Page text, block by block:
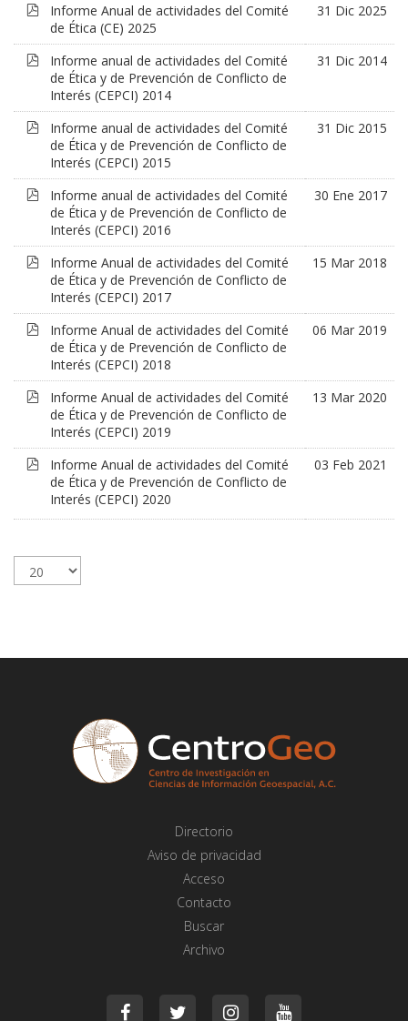
pdfInforme Anual de actividades del Comité
de Ética (CE) 2025
31 Dic 2025
pdfInforme anual de actividades del Comité
de Ética y de Prevención de Conflicto de
Interés (CEPCI) 2014
31 Dic 2014
pdfInforme anual de actividades del Comité
de Ética y de Prevención de Conflicto de
Interés (CEPCI) 2015
31 Dic 2015
pdfInforme anual de actividades del Comité
de Ética y de Prevención de Conflicto de
Interés (CEPCI) 2016
30 Ene 2017
pdfInforme Anual de actividades del Comité
de Ética y de Prevención de Conflicto de
Interés (CEPCI) 2017
15 Mar 2018
pdfInforme Anual de actividades del Comité
de Ética y de Prevención de Conflicto de
Interés (CEPCI) 2018
06 Mar 2019
pdfInforme Anual de actividades del Comité
de Ética y de Prevención de Conflicto de
Interés (CEPCI) 2019
13 Mar 2020
pdfInforme Anual de actividades del Comité
de Ética y de Prevención de Conflicto de
Interés (CEPCI) 2020
03 Feb 2021
Directorio
Aviso de privacidad
Acceso
Contacto
Buscar
Archivo